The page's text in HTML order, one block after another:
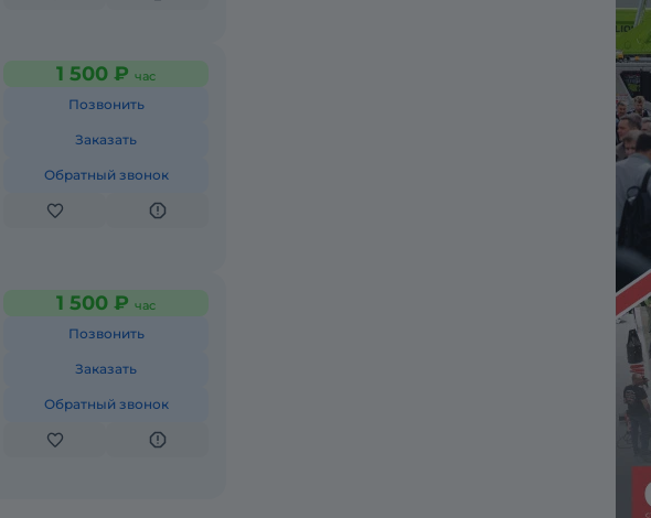
1 500 ₽ час
Позвонить
Заказать
Обратный звонок
1 500 ₽ час
Позвонить
Заказать
Обратный звонок